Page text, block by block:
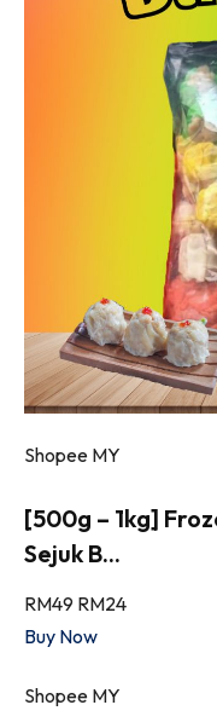
Shopee MY
[500g – 1kg]
Sejuk B...
RM49 RM24
Buy Now
Shopee MY